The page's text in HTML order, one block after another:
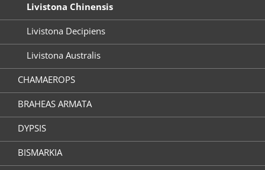
Livistona Chinensis
Livistona Decipiens
Livistona Australis
CHAMAEROPS
BRAHEAS ARMATA
DYPSIS
BISMARKIA